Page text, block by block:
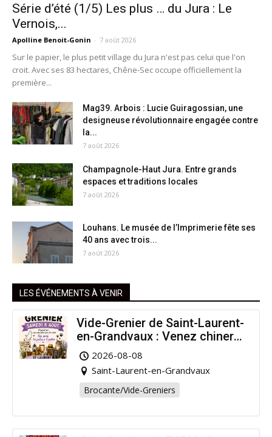
Série d’été (1/5) Les plus … du Jura : Le
Vernois,...
Apolline Benoit-Gonin - 7 août 2026
Sur le papier, le plus petit village du Jura n'est pas celui que l'on
croit. Avec ses 83 hectares, Chêne-Sec occupe officiellement la
première...
Mag39. Arbois : Lucie Guiragossian, une
designeuse révolutionnaire engagée contre
la...
7 août 2026
Champagnole-Haut Jura. Entre grands
espaces et traditions locales
7 août 2026
Louhans. Le musée de l’Imprimerie fête ses
40 ans avec trois...
7 août 2026
LES ÉVÉNEMENTS À VENIR
Vide-Grenier de Saint-Laurent-
en-Grandvaux : Venez chiner
pour la bonne cause !
2026-08-08
Saint-Laurent-en-Grandvaux
Brocante/Vide-Greniers